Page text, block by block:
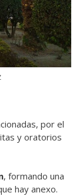
por el
y oratorios
, formando una
hay anexo.